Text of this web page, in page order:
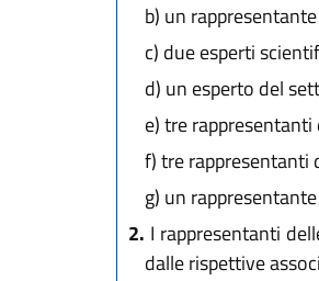
b) un
c) due esperti
d) un esperto del
e)tre rappresentanti
f)tre rappresentanti
g) un
2. I rappresentanti
dalle rispettive